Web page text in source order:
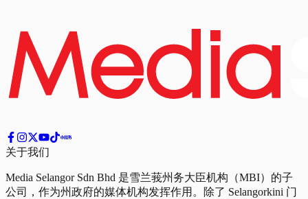
关于我们
Media Selangor Sdn Bhd 是雪兰莪州务大臣机构（MBI）的子
公司，作为州政府的媒体机构发挥作用。除了 Selangorkini 门